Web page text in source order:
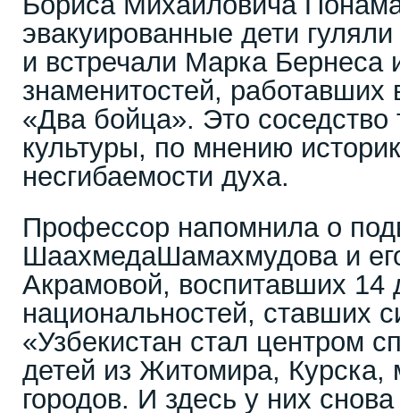
эвакуированные дети
и встречали Марка Бернеса
знаменитостей,
«Два бойца». Это соседство
культуры, по мнению
несгибаемости духа.
Профессор напомнила о
ШаахмедаШамахмудова и
Акрамовой, воспитавших 14
национальностей, ставших
«Узбекистан стал центром
детей из Житомира, Курска,
городов. И здесь у них